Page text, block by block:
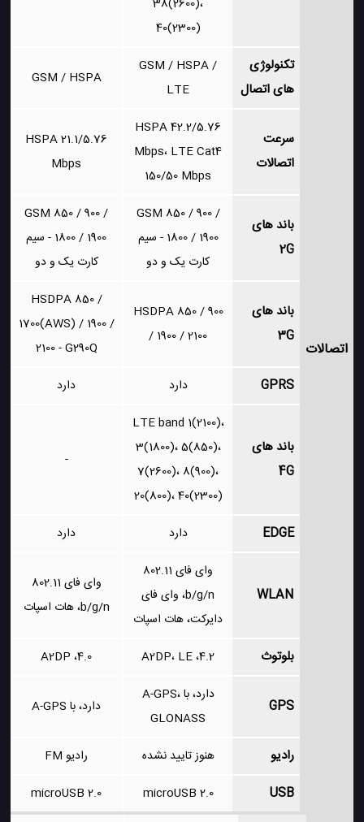
اتصالات
38(2600)،
40(2300)
تکنولوژی
های اتصال
GSM / HSPA /
LTE
GSM / HSPA
سرعت
اتصالات
HSPA 42.2/5.76
Mbps، LTE Cat4
150/50 Mbps
HSPA 21.1/5.76
Mbps
باند های
2G
GSM 850 / 900 /
1800 / 1900 - سیم
کارت یک و دو
GSM 850 / 900 /
1800 / 1900 - سیم
کارت یک و دو
باند های
3G
HSDPA 850 / 900
/ 1900 / 2100
HSDPA 850 /
1700(AWS) / 1900 /
2100 - G290Q
GPRS دارد دارد
باند های
4G
LTE band 1(2100)،
3(1800)، 5(850)،
7(2600)، 8(900)،
20(800)، 40(2300)
-
EDGE دارد دارد
WLAN
وای فای 802.11
b/g/n، وای فای
دایرکت، هات اسپات
وای فای 802.11
b/g/n، هات اسپات
بلوتوث 4.2، A2DP، LE 4.0، A2DP
GPS
دارد، با A-GPS،
GLONASS
دارد، با A-GPS
رادیو هنوز تایید نشده رادیو FM
USB
microUSB 2.0
microUSB 2.0